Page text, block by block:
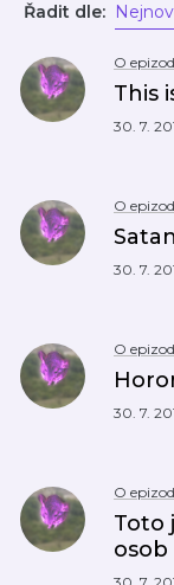
Řadit dle:
O
This
30. 7.
O
30. 7.
O
30. 7.
O
Toto
osob